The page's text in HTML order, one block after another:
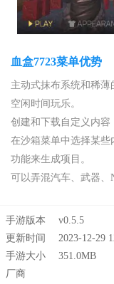
血盒7723菜单优势
主动式抹布系统和稀
空闲时间玩乐。
创建和下载自定义内容
在沙箱菜单中选择某些
功能来生成项目。
可以弄混汽车、武器、
手游版本
v0.5.5
更新时间
2023-12-29
手游大小
351.0MB
厂商